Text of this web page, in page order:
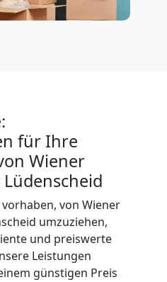
für Ihre
Wiener
von Wiener
umzuziehen,
und preiswerte
Leistungen
günstigen Preis